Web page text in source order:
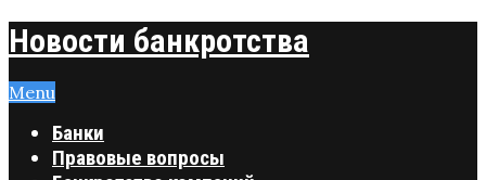
Новости банкротства
Menu
Банки
Правовые вопросы